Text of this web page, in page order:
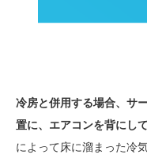
冷房と併用する場合、サ
置に、エアコンを背にし
によって床に溜まった冷